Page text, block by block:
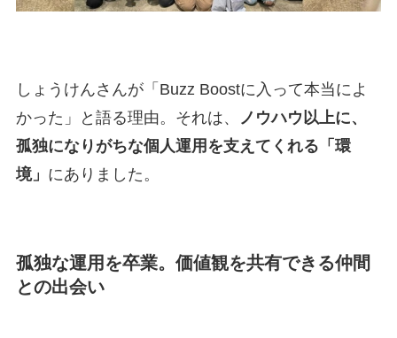
しょうけんさんが「Buzz Boostに入って本当によ
かった」と語る理由。それは、
ノウハウ以上に、
孤独になりがちな個人運用を支えてくれる「環
境」 にありました。
孤独な運用を卒業。価値観を共有できる仲間
との出会い